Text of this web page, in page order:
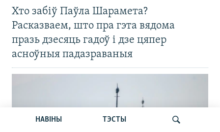
НАВІНЫ ТЭСТЫ
Хто забіў Паўла Шарамета?
Расказваем, што пра гэта вядома
празь дзесяць гадоў і дзе цяпер
асноўныя падазраваныя